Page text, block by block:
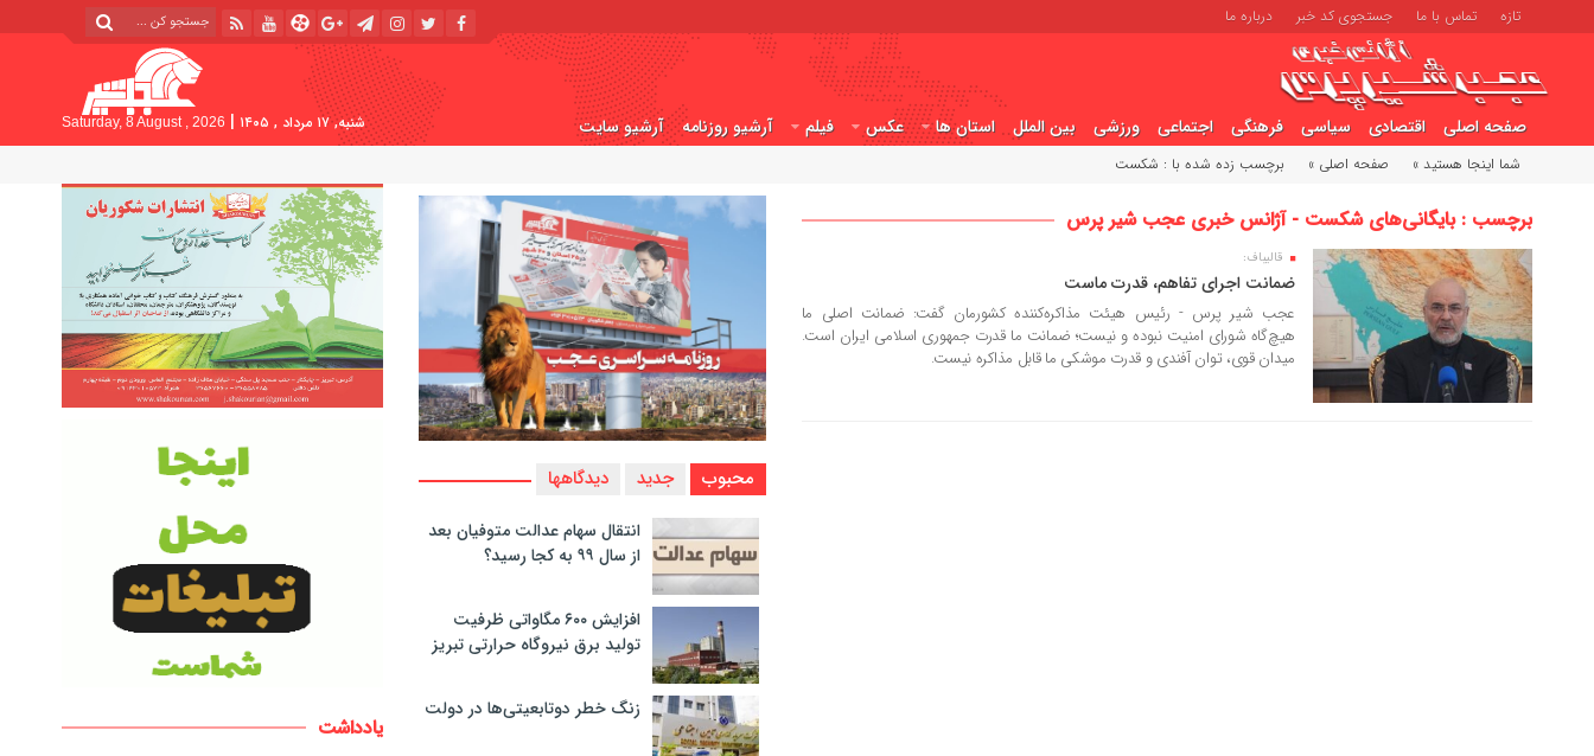
تازه تماس با ما جستجوی کد خبر درباره ما
صفحه اصلی اقتصادی سیاسی فرهنگی اجتماعی ورزشی بین الملل استان ها عکس فیلم آرشیو روزنامه آرشیو سایت شنبه, ۱۷ مرداد , ۱۴۰۵ |
Saturday, 8 August , 2026
شما اینجا هستید » صفحه اصلی » برچسب زده شده با : شکست
برچسب : بایگانی‌های شکست - آژانس خبری عجب شیر پرس
10 تیر 1405
قالیباف:
ضمانت اجرای تفاهم، قدرت ماست
عجب شیر پرس - رئیس هیئت مذاکره‌کننده کشورمان گفت: ضمانت اصلی ما
هیچ‌گاه شورای امنیت نبوده و نیست؛ ضمانت ما قدرت جمهوری اسلامی ایران است.
میدان قوی، توان آفندی و قدرت موشکی ما قابل مذاکره نیست.
محبوب جدید دیدگاهها
انتقال سهام عدالت متوفیان بعد
از سال ۹۹ به کجا رسید؟
افزایش ۶۰۰ مگاواتی ظرفیت
تولید برق نیروگاه حرارتی تبریز
زنگ خطر دوتابعیتی‌ها در دولت
یادداشت